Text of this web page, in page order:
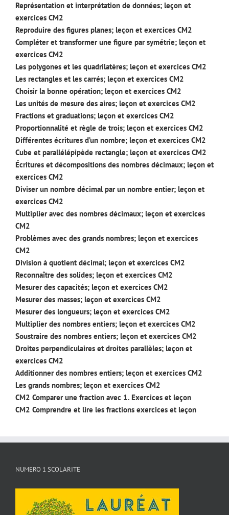
Représentation et interprétation de données; leçon et
exercices CM2
Reproduire des figures planes; leçon et exercices CM2
Compléter et transformer une figure par symétrie; leçon et
exercices CM2
Les polygones et les quadrilatères; leçon et exercices CM2
Les rectangles et les carrés; leçon et exercices CM2
Choisir la bonne opération; leçon et exercices CM2
Les unités de mesure des aires; leçon et exercices CM2
Fractions et graduations; leçon et exercices CM2
Proportionnalité et règle de trois; leçon et exercices CM2
Différentes écritures d’un nombre; leçon et exercices CM2
Cube et parallélépipède rectangle; leçon et exercices CM2
Écritures et décompositions des nombres décimaux; leçon et
exercices CM2
Diviser un nombre décimal par un nombre entier; leçon et
exercices CM2
Multiplier avec des nombres décimaux; leçon et exercices
CM2
Problèmes avec des grands nombres; leçon et exercices
CM2
Division à quotient décimal; leçon et exercices CM2
Reconnaître des solides; leçon et exercices CM2
Mesurer des capacités; leçon et exercices CM2
Mesurer des masses; leçon et exercices CM2
Mesurer des longueurs; leçon et exercices CM2
Multiplier des nombres entiers; leçon et exercices CM2
Soustraire des nombres entiers; leçon et exercices CM2
Droites perpendiculaires et droites parallèles; leçon et
exercices CM2
Additionner des nombres entiers; leçon et exercices CM2
Les grands nombres; leçon et exercices CM2
CM2 Comparer une fraction avec 1. Exercices et leçon
CM2 Comprendre et lire les fractions exercices et leçon
NUMERO 1 SCOLARITE